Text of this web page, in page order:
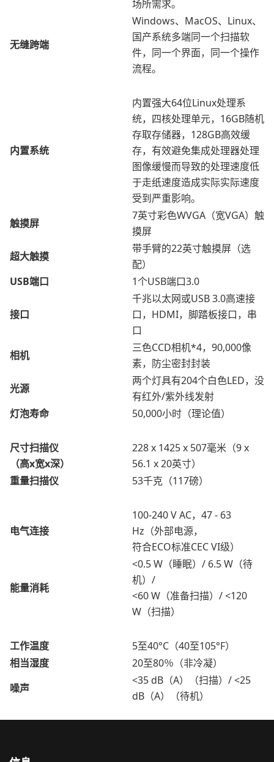
场所需求。
无缝跨端
Windows、MacOS、Linux、
国产系统多端同一个扫描软
件，同一个界面，同一个操作
流程。
内置系统
内置强大64位Linux处理系
统，四核处理单元，16GB随机
存取存储器，128GB高效缓
存，有效避免集成处理器处理
图像缓慢而导致的处理速度低
于走纸速度造成实际实际速度
受到严重影响。
触摸屏
7英寸彩色WVGA（宽VGA）触
摸屏
超大触摸
带手臂的22英寸触摸屏（选
配）
USB端口
1个USB端口3.0
接口
千兆以太网或USB 3.0高速接
口，HDMI，脚踏板接口，串
口
相机
三色CCD相机*4，90,000像
素，防尘密封封装
光源
两个灯具有204个白色LED，没
有红外/紫外线发射
灯泡寿命
50,000小时（理论值）
尺寸扫描仪
（高x宽x深）
228 x 1425 x 507毫米（9 x
56.1 x 20英寸）
重量扫描仪
53千克（117磅）
电气连接
100-240 V AC，47 - 63
Hz（外部电源，
符合ECO标准CEC VI级）
能量消耗
<0.5 W（睡眠）/ 6.5 W（待
机）/
<60 W（准备扫描）/ <120
W（扫描）
工作温度
5至40°C（40至105°F）
相当湿度
20至80％（非冷凝）
噪声
<35 dB（A）（扫描）/ <25
dB（A）（待机）